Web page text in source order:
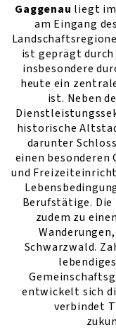
Gaggenau liegt
am Eingang
ist geprägt
insbesondere
heute ein
ist. Neben
historische
darunter
einen besonderen
und
Berufstätige.
zudem zu
Schwarzwald.
entwickelt sich
verbindet